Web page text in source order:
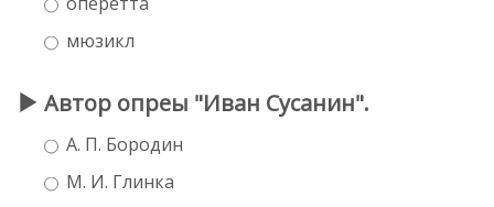
мюзикл
Автор опреы "Иван Сусанин".
А. П. Бородин
М. И. Глинка